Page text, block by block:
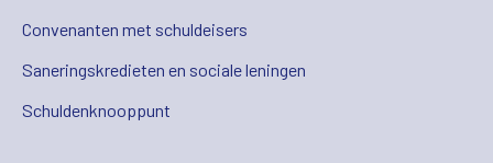
Convenanten met schuldeisers
Saneringskredieten en sociale leningen
Schuldenknooppunt